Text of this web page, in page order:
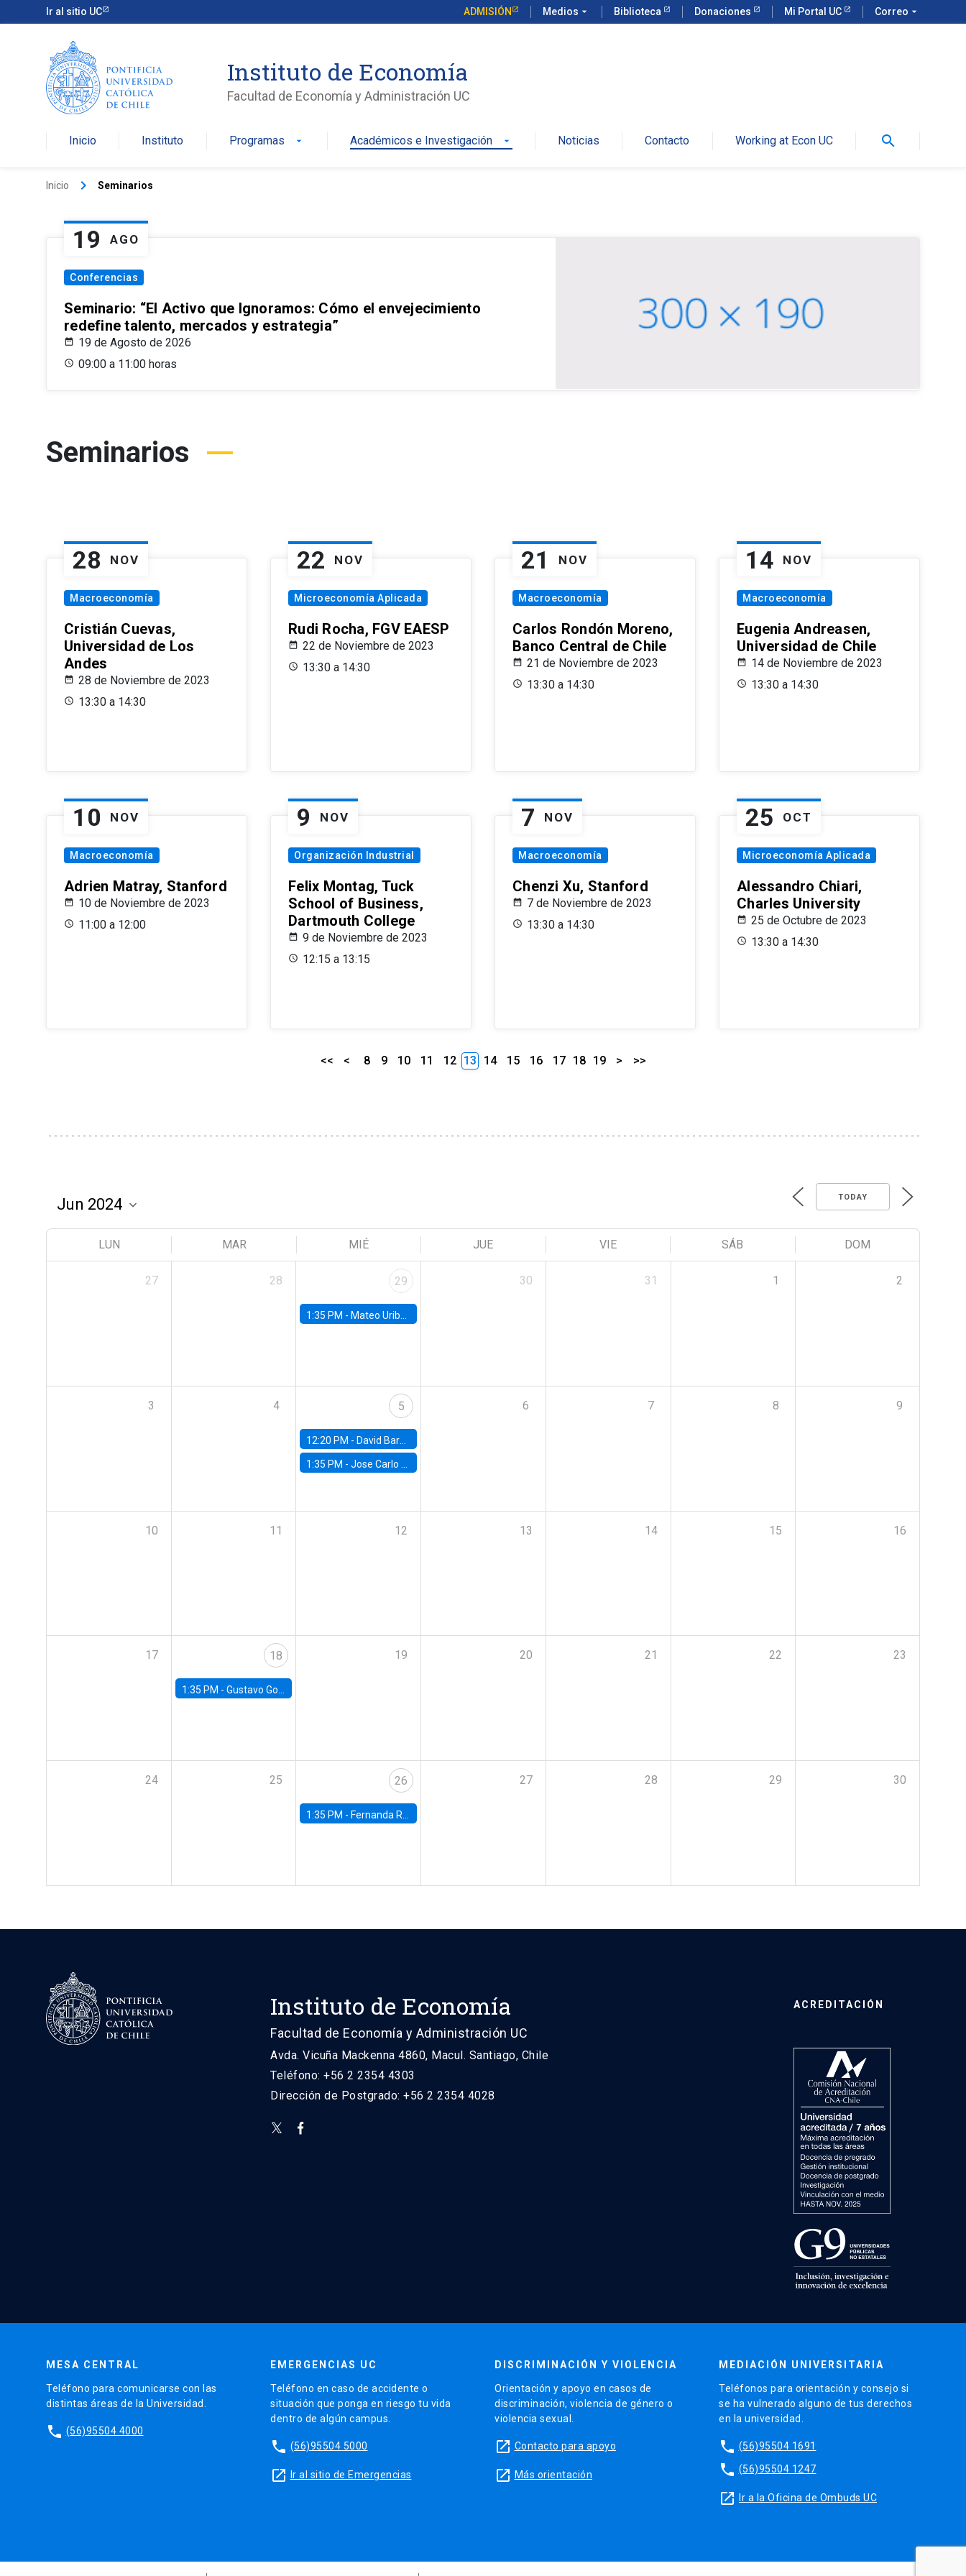
Ir al sitio UC ADMISIÓN Medios arrow_drop_down Biblioteca Donaciones Mi Portal UC Correo arrow_drop_down
Instituto de Economía
Facultad de Economía y Administración UC
Inicio Instituto Programas arrow_drop_down Académicos e Investigación arrow_drop_down Noticias Contacto Working at Econ UC search
Inicio keyboard_arrow_right Seminarios
19 AGO
Conferencias
Seminario: “El Activo que Ignoramos: Cómo el envejecimiento
redefine talento, mercados y estrategia”
19 de Agosto de 2026
09:00 a 11:00 horas
Seminarios
28 NOV
Macroeconomía
Cristián Cuevas,
Universidad de Los
Andes
28 de Noviembre de 2023
13:30 a 14:30
22 NOV
Microeconomía Aplicada
Rudi Rocha, FGV EAESP
22 de Noviembre de 2023
13:30 a 14:30
21 NOV
Macroeconomía
Carlos Rondón Moreno,
Banco Central de Chile
21 de Noviembre de 2023
13:30 a 14:30
14 NOV
Macroeconomía
Eugenia Andreasen,
Universidad de Chile
14 de Noviembre de 2023
13:30 a 14:30
10 NOV
Macroeconomía
Adrien Matray, Stanford
10 de Noviembre de 2023
11:00 a 12:00
9 NOV
Organización Industrial
Felix Montag, Tuck
School of Business,
Dartmouth College
9 de Noviembre de 2023
12:15 a 13:15
7 NOV
Macroeconomía
Chenzi Xu, Stanford
7 de Noviembre de 2023
13:30 a 14:30
25 OCT
Microeconomía Aplicada
Alessandro Chiari,
Charles University
25 de Octubre de 2023
13:30 a 14:30
<< < 8 9 10 11 12 13 14 15 16 17 18 19 > >>
TODAY
LUN MAR MIÉ JUE VIE SÁB DOM
27 28 29
1:35 PM - Mateo Uribe-Castro, Universidad de los Andes (Colombia)
30 31 1 2
3 4 5
12:20 PM - David Bardey, Universidad de los Andes - CEDE
1:35 PM -Jose Carlo Bermudez, UC (ME) & World Bank
6 7 8 9
10 11 12 13 14 15 16
17 18
1:35 PM - Gustavo González, Banco Central de Chile
19 20 21 22 23
24 25 26
1:35 PM - Fernanda Rojas Ampuero, University of Wisconsin-Madison
27 28 29 30
Instituto de Economía
Facultad de Economía y Administración UC
Avda. Vicuña Mackenna 4860, Macul. Santiago, Chile
Teléfono: +56 2 2354 4303
Dirección de Postgrado: +56 2 2354 4028
ACREDITACIÓN
MESA CENTRAL
Teléfono para comunicarse con las
distintas áreas de la Universidad.
phone (56)95504 4000
EMERGENCIAS UC
Teléfono en caso de accidente o
situación que ponga en riesgo tu vida
dentro de algún campus.
phone (56)95504 5000
launch Ir al sitio de Emergencias
DISCRIMINACIÓN Y VIOLENCIA
Orientación y apoyo en casos de
discriminación, violencia de género o
violencia sexual.
launch Contacto para apoyo
launch Más orientación
MEDIACIÓN UNIVERSITARIA
Teléfonos para orientación y consejo si
se ha vulnerado alguno de tus derechos
en la universidad.
phone (56)95504 1691
phone (56)95504 1247
launch Ir a la Oficina de Ombuds UC